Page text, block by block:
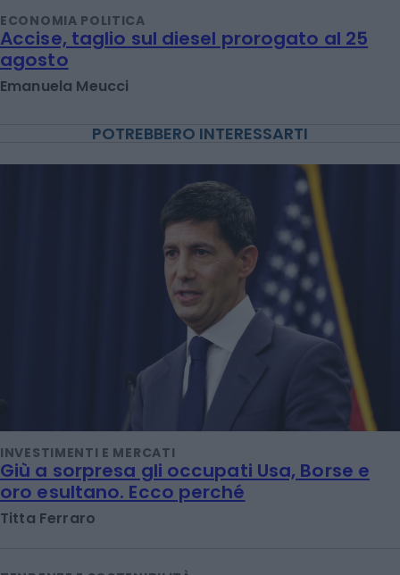
ECONOMIA POLITICA
Accise, taglio sul diesel prorogato al 25
agosto
Emanuela Meucci
POTREBBERO INTERESSARTI
INVESTIMENTI E MERCATI
Giù a sorpresa gli occupati Usa, Borse e
oro esultano. Ecco perché
Titta Ferraro